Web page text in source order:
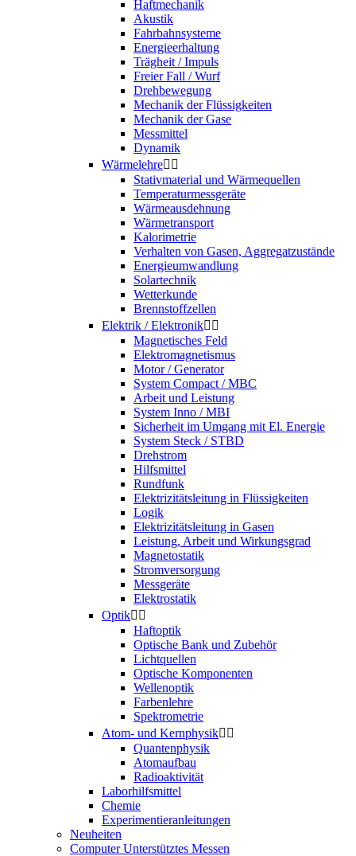
Haftmechanik
Akustik
Fahrbahnsysteme
Energieerhaltung
Trägheit / Impuls
Freier Fall / Wurf
Drehbewegung
Mechanik der Flüssigkeiten
Mechanik der Gase
Messmittel
Dynamik
Wärmelehre 
Stativmaterial und Wärmequellen
Temperaturmessgeräte
Wärmeausdehnung
Wärmetransport
Kalorimetrie
Verhalten von Gasen, Aggregatzustände
Energieumwandlung
Solartechnik
Wetterkunde
Brennstoffzellen
Elektrik / Elektronik 
Magnetisches Feld
Elektromagnetismus
Motor / Generator
System Compact / MBC
Arbeit und Leistung
System Inno / MBI
Sicherheit im Umgang mit El. Energie
System Steck / STBD
Drehstrom
Hilfsmittel
Rundfunk
Elektrizitätsleitung in Flüssigkeiten
Logik
Elektrizitätsleitung in Gasen
Leistung, Arbeit und Wirkungsgrad
Magnetostatik
Stromversorgung
Messgeräte
Elektrostatik
Optik 
Haftoptik
Optische Bank und Zubehör
Lichtquellen
Optische Komponenten
Wellenoptik
Farbenlehre
Spektrometrie
Atom- und Kernphysik 
Quantenphysik
Atomaufbau
Radioaktivität
Laborhilfsmittel
Chemie
Experimentieranleitungen
Neuheiten
Computer Unterstütztes Messen